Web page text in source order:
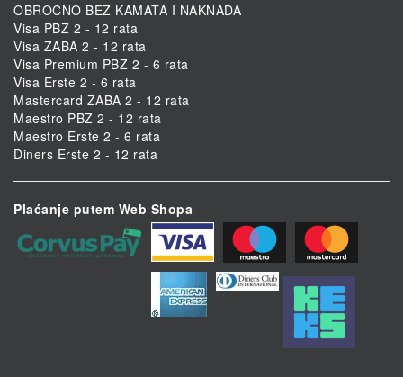
OBROČNO BEZ KAMATA I NAKNADA
Visa PBZ 2 - 12 rata
Visa ZABA 2 - 12 rata
Visa Premium PBZ 2 - 6 rata
Visa Erste 2 - 6 rata
Mastercard ZABA 2 - 12 rata
Maestro PBZ 2 - 12 rata
Maestro Erste 2 - 6 rata
Diners Erste 2 - 12 rata
Plaćanje putem Web Shopa